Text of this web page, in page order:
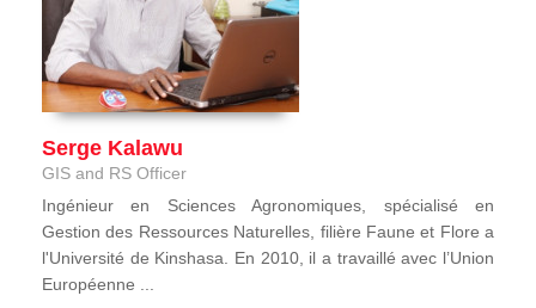
Serge Kalawu
GIS and RS Officer
Ingénieur en Sciences Agronomiques, spécialisé en
Gestion des Ressources Naturelles, filière Faune et Flore a
l'Université de Kinshasa. En 2010, il a travaillé avec l’Union
Européenne ...